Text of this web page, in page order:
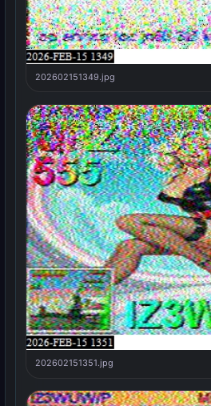
202602151349.jpg
202602151351.jpg